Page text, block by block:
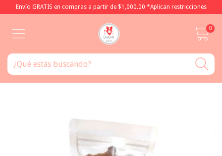
Envío GRATIS en compras a partir de $1,000.00 *Aplican restricciones
0